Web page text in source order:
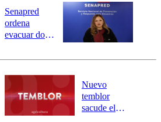
Senapred
ordena
evacuar dos
Carahue por
río Damas:
activa
mensajería
SAE
Nuevo
temblor
sacude el